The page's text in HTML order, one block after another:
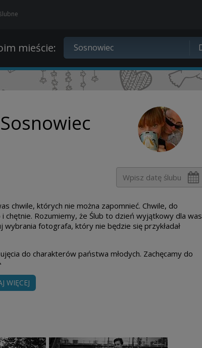
mieście:
chwile, których nie można zapomnieć. Chwile, do
Rozumiemy, że Ślub to dzień wyjątkowy dla was
fotografa, który nie będzie się przykładał
do charakterów państwa młodych. Zachęcamy do
WIĘCEJ